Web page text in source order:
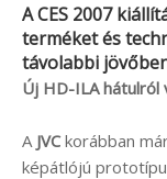
ACES 2007
terméket és
távolabbi
Új HD-ILA
A JVCkorábban
képátlójú